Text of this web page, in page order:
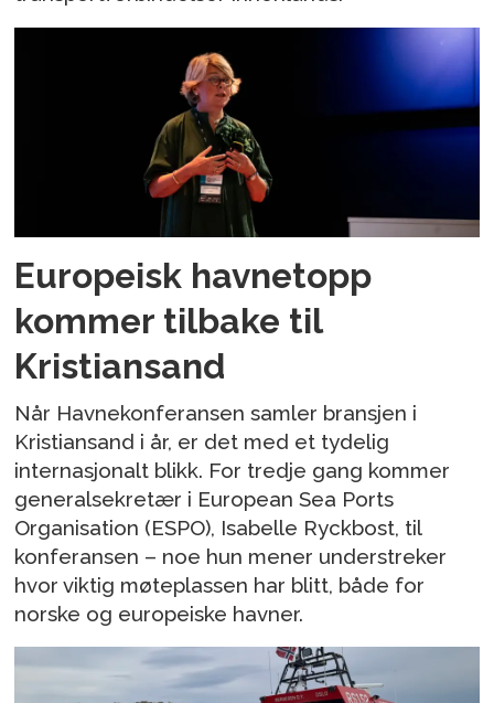
Europeisk havnetopp
kommer tilbake til
Kristiansand
Når Havnekonferansen samler bransjen i
Kristiansand i år, er det med et tydelig
internasjonalt blikk. For tredje gang kommer
generalsekretær i European Sea Ports
Organisation (ESPO), Isabelle Ryckbost, til
konferansen – noe hun mener understreker
hvor viktig møteplassen har blitt, både for
norske og europeiske havner.